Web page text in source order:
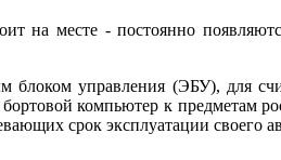
месте - постоянно
управления (ЭБУ), для
компьютер к предметам
срок эксплуатации своего